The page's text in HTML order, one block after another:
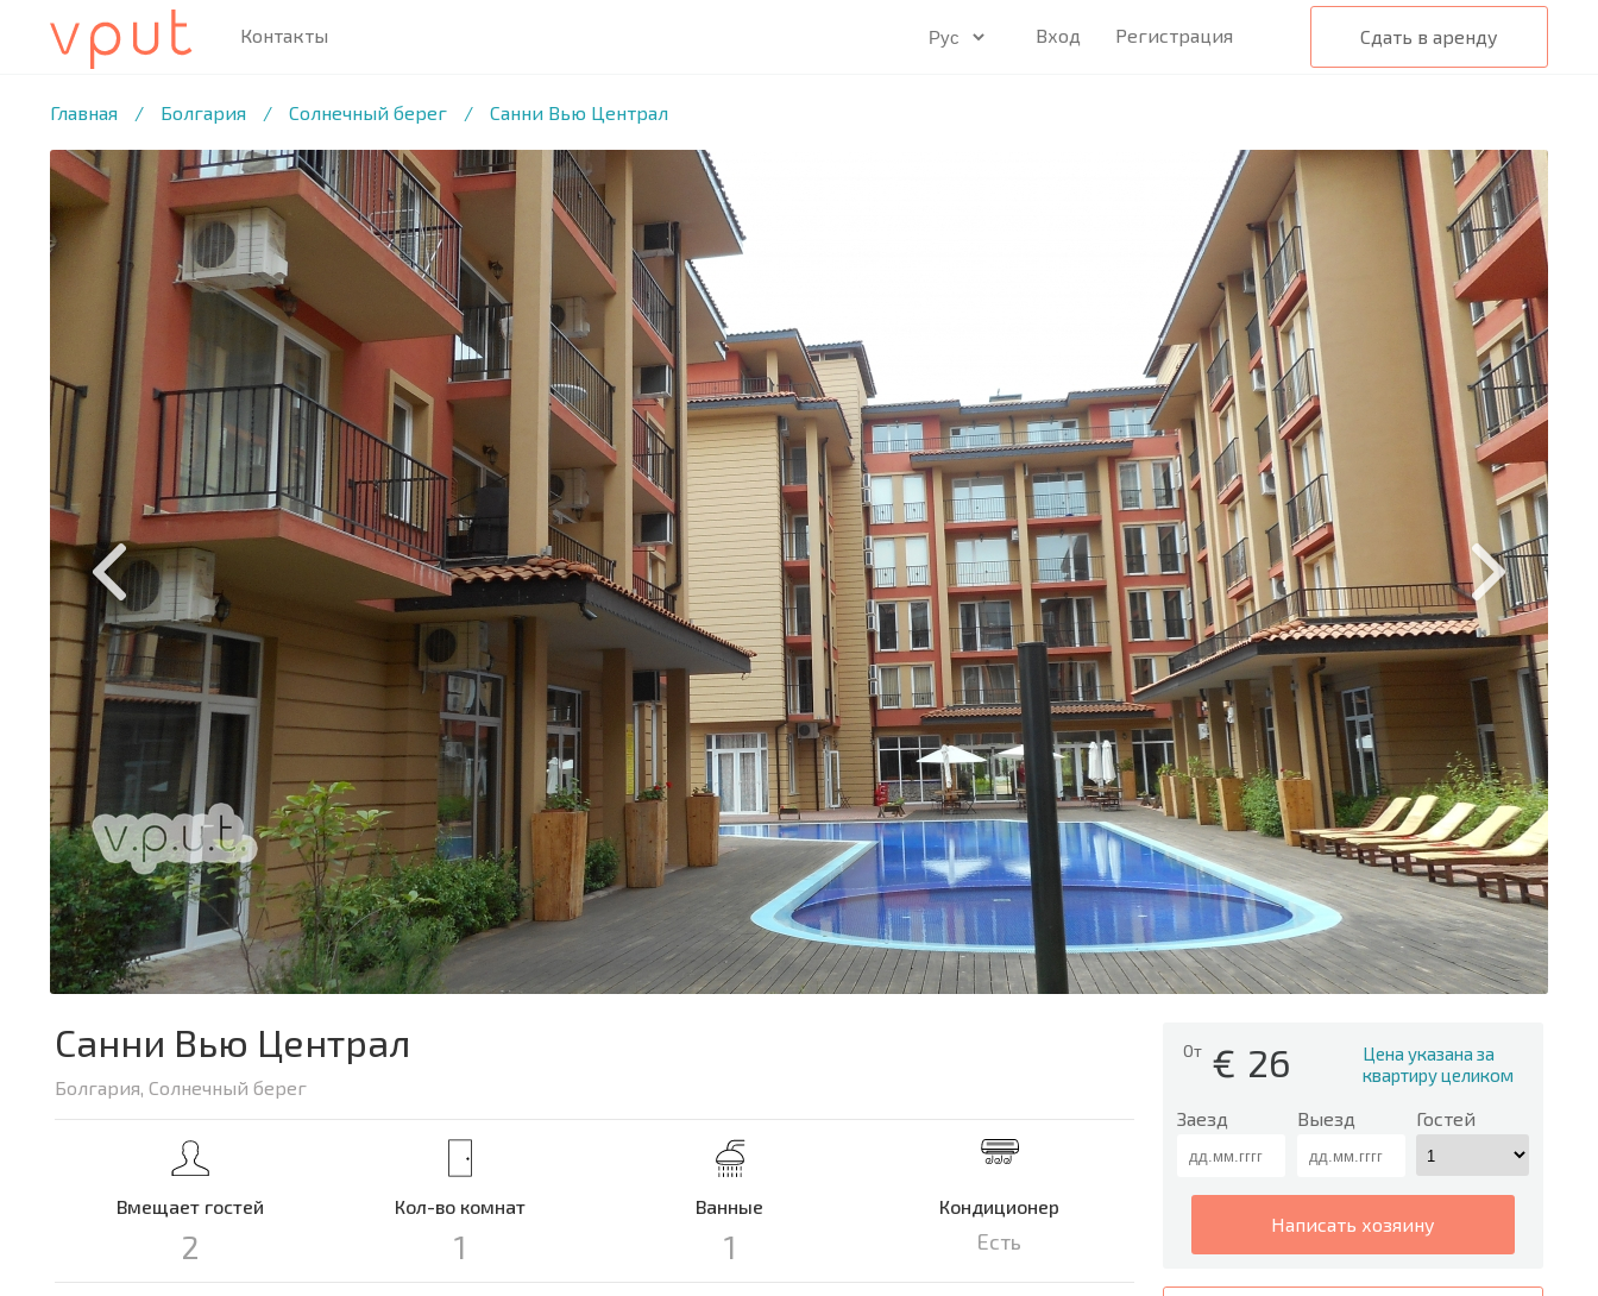
Сдать в аренду
Вход Регистрация
Контакты
Главная / Болгария / Солнечный берег / Санни Вью Централ
1 /14 ФОТО
От € 26
Цена указана за
квартиру целиком
Заезд Выезд Гостей
написать хозяину
Санни Вью Централ
Болгария, Солнечный берег
Вмещает гостей
2
Кол-во комнат
1
Ванные
1
Кондиционер
Есть